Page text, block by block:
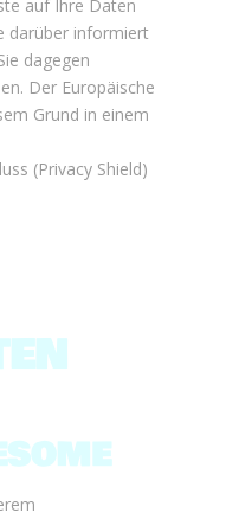
auf Ihre Daten
darüber informiert
dagegen
Der Europäische
Grund in einem
(Privacy Shield)